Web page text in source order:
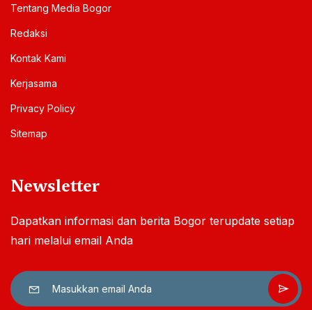
Tentang Media Bogor
Redaksi
Kontak Kami
Kerjasama
Privacy Policy
Sitemap
Newsletter
Dapatkan informasi dan berita Bogor terupdate setiap
hari melalui email Anda